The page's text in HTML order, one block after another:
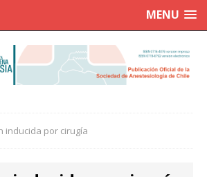
MENU
inducida por cirugía